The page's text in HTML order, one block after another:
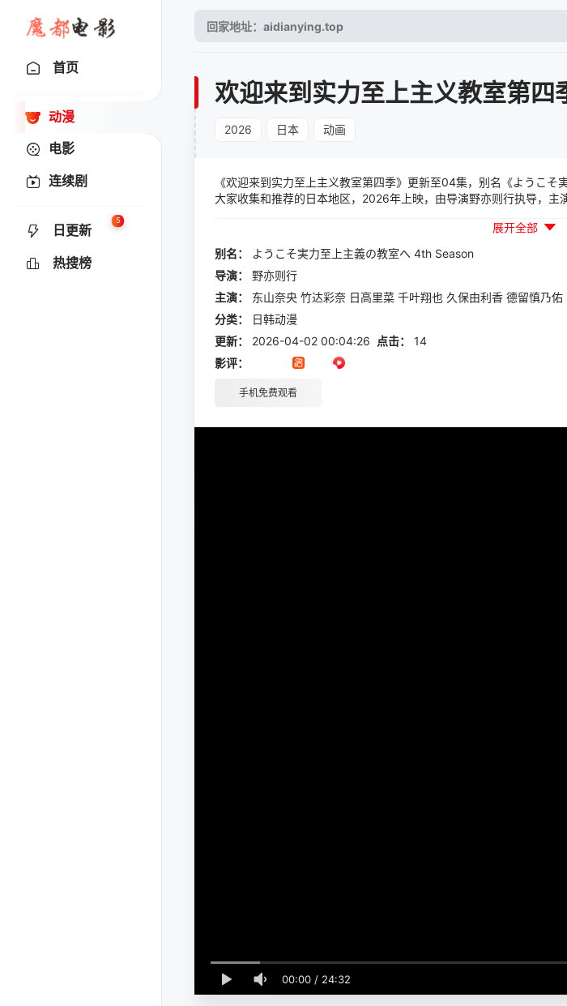
首页
动漫
电影
连续剧
日更新
5
热搜榜
欢迎来到实力至上主义教室第四
2026 日本 动画
《欢迎来到实力至上主义教室第四季》更新至04集，别名《ようこ
大家收集和推荐的日本地区，2026年上映，由导演野亦则行执导，主
展开全部
别名：
ようこそ実力至上主義の教室へ 4th Season
导演：
野亦则行
主演：
东山奈央 竹达彩奈 日高里菜 千叶翔也 久保由利香 德留慎乃佑
分类：
日韩动漫
更新：
2026-04-02 00:04:26 点击：
14
影评：
手机免费观看
00:00 / 24:32